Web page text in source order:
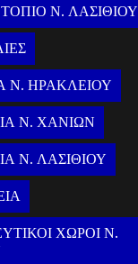
Ν. ΛΑΣΙΘΙΟΥ
Ν. ΗΡΑΚΛΕΙΟΥ
Ν. ΧΑΝΙΩΝ
Ν. ΛΑΣΙΘΙΟΥ
ΧΩΡΟΙ Ν.